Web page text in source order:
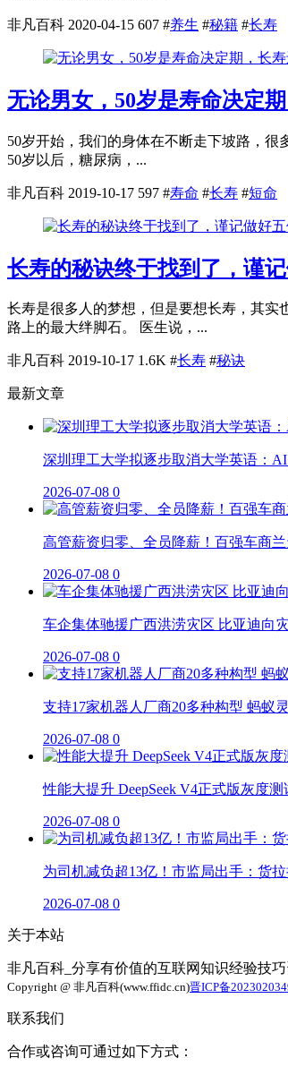
非凡百科 2020-04-15 607 #养生 #秘籍 #长寿
无论男女，50岁是寿命决定
50岁开始，我们的身体在不断走下坡路，
50岁以后，糖尿病，...
非凡百科 2019-10-17 597 #寿命 #长寿 #短命
长寿的秘诀终于找到了，谨
长寿是很多人的梦想，但是要想长寿，其实
路上的最大绊脚石。 医生说，...
非凡百科 2019-10-17 1.6K #长寿 #秘诀
最新文章
深圳理工大学拟逐步取消大学英语：
2026-07-08 0
高管薪资归零、全员降薪！百强车商
2026-07-08 0
车企集体驰援广西洪涝灾区 比亚迪向
2026-07-08 0
支持17家机器人厂商20多种构型 蚂蚁
2026-07-08 0
性能大提升 DeepSeek V4正式版灰度测
2026-07-08 0
为司机减负超13亿！市监局出手：货
2026-07-08 0
关于本站
非凡百科_分享有价值的互联网知识经验技巧
Copyright @ 非凡百科(www.ffidc.cn)晋ICP备
联系我们
合作或咨询可通过如下方式：